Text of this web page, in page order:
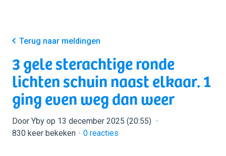
Terug naar meldingen
3 gele sterachtige ronde
lichten schuin naast elkaar. 1
ging even weg dan weer
Door Yby op 13 december 2025 (20:55)
830 keer bekeken
0 reacties